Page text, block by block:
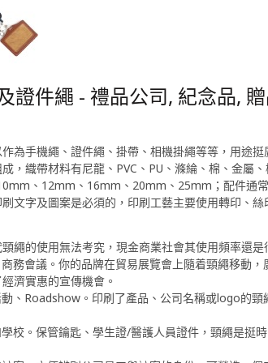
證件繩 - 禮品公司, 紀念品,
為手機繩、證件繩、掛帶、相機掛繩等等，用途
，織帶材料有尼龍、PVC、PU、滌綸、棉、金
、12mm、16mm、20mm、25mm；配件通
文字及圖案是必須的，印刷工藝主要使用轉印、絲
繩的使用無法考究，現金商業社會其使用頻率還是
務會議。你的品牌在貿易展覽會上隨着頸繩移動
濟實惠的宣傳機會。
、Roadshow。印刷了產品、公司名稱或logo的
校。保管鑰匙、學生證/醫護人員證件，頸繩是挺